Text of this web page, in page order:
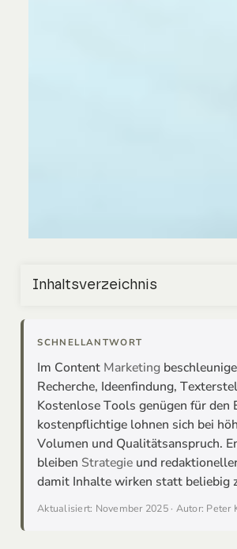
Inhaltsverzeichnis
SCHNELLANTWORT
Im Content Marketing
Recherche, Ideenfindung,
Kostenlose Tools genügen für den
kostenpflichtige lohnen sich bei
Volumen und Qualitätsanspruch.
bleiben Strategie und
damit Inhalte wirken statt beliebig
Aktualisiert: November 2025 · Autor: Peter